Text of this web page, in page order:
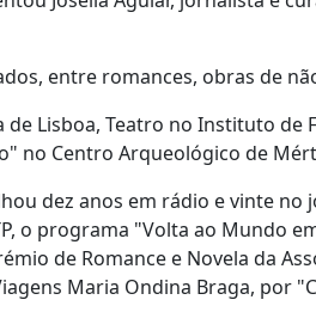
entre romances, obras de
Lisboa, Teatro no Instituto de
no Centro Arqueológico de
dez anos em rádio e vinte
o programa "Volta ao Mundo
de Romance e Novela da
Maria Ondina Braga, por